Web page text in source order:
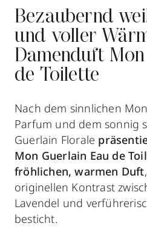
Bezaubernd
und voller
Damenduft
de Toilette
Nach dem sinnlichen
Parfum und dem sonnig
Guerlain Florale
Mon Guerlain Eau de
fröhlichen, warmen Duft
originellen Kontrast
Lavendel und
besticht.